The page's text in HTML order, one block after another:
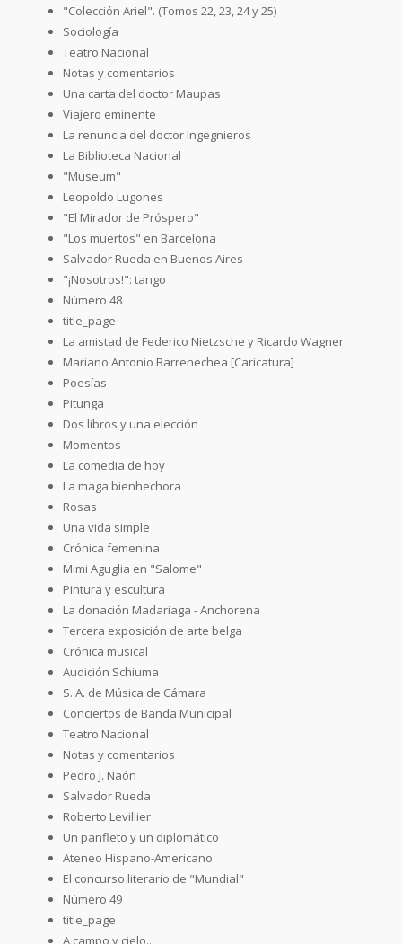
"Colección Ariel". (Tomos 22, 23, 24 y 25)
Sociología
Teatro Nacional
Notas y comentarios
Una carta del doctor Maupas
Viajero eminente
La renuncia del doctor Ingegnieros
La Biblioteca Nacional
"Museum"
Leopoldo Lugones
"El Mirador de Próspero"
"Los muertos" en Barcelona
Salvador Rueda en Buenos Aires
"¡Nosotros!": tango
Número 48
title_page
La amistad de Federico Nietzsche y Ricardo Wagner
Mariano Antonio Barrenechea [Caricatura]
Poesías
Pitunga
Dos libros y una elección
Momentos
La comedia de hoy
La maga bienhechora
Rosas
Una vida simple
Crónica femenina
Mimi Aguglia en "Salome"
Pintura y escultura
La donación Madariaga - Anchorena
Tercera exposición de arte belga
Crónica musical
Audición Schiuma
S. A. de Música de Cámara
Conciertos de Banda Municipal
Teatro Nacional
Notas y comentarios
Pedro J. Naón
Salvador Rueda
Roberto Levillier
Un panfleto y un diplomático
Ateneo Hispano-Americano
El concurso literario de "Mundial"
Número 49
title_page
A campo y cielo...